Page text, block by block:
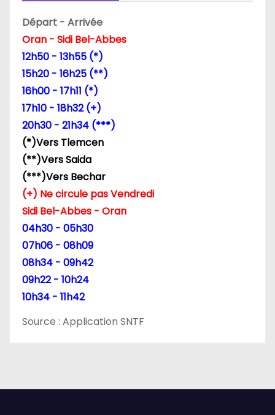
d
e
a
r
t
c
e
Départ - Arrivée
Oran - Sidi Bel-Abbes
12h50 - 13h55 (*)
15h20 - 16h25 (**)
16h00 - 17h11 (*)
17h10 - 18h32 (+)
20h30 - 21h34 (***)
(*)Vers Tlemcen
(**)Vers Saida
(***)Vers Bechar
(+) Ne circule pas Vendredi
Sidi Bel-Abbes - Oran
04h30 - 05h30
07h06 - 08h09
08h34 - 09h42
09h22 - 10h24
10h34 - 11h42
Source : Application SNTF